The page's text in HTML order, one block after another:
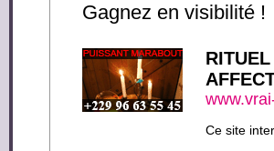
Gagnez en visibilité !
Ce site